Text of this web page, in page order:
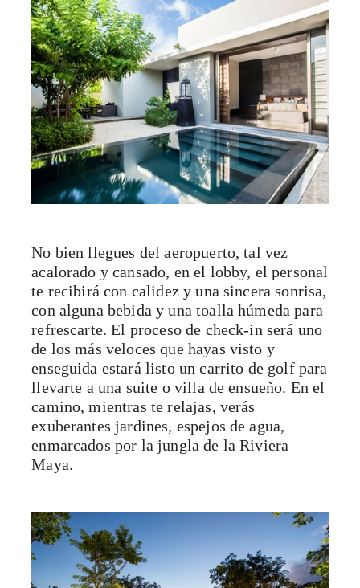
No bien llegues del aeropuerto, tal vez
acalorado y cansado, en el lobby, el personal
te recibirá con calidez y una sincera sonrisa,
con alguna bebida y una toalla húmeda para
refrescarte. El proceso de check-in será uno
de los más veloces que hayas visto y
enseguida estará listo un carrito de golf para
llevarte a una suite o villa de ensueño. En el
camino, mientras te relajas, verás
exuberantes jardines, espejos de agua,
enmarcados por la jungla de la Riviera
Maya.